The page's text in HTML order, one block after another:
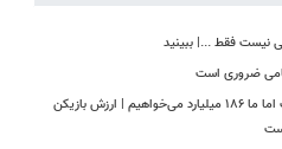
نیست فقط ...|‌ ببینید
ضروری است
پیشنهاد پرسپولیس ۱۲۰ میلیارد است اما ما ۱۸۶ میلیارد می‌خواهیم | ارزش بازیکن